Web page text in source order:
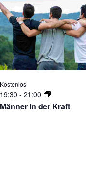
Männer in der Kraft
19:30 - 21:00
Kostenlos